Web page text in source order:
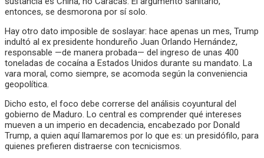
entonces, se desmorona por sí solo.
Hay otro dato imposible de soslayar: hace apenas un mes, Trump
indultó al ex presidente hondureño Juan Orlando Hernández,
responsable —de manera probada— del ingreso de unas 400
toneladas de cocaína a Estados Unidos durante su mandato. La
vara moral, como siempre, se acomoda según la conveniencia
geopolítica.
Dicho esto, el foco debe correrse del análisis coyuntural del
gobierno de Maduro. Lo central es comprender qué intereses
mueven a un imperio en decadencia, encabezado por Donald
Trump, a quien aquí llamaremos por lo que es: un presidófilo, para
quienes prefieren distraerse con tecnicismos.